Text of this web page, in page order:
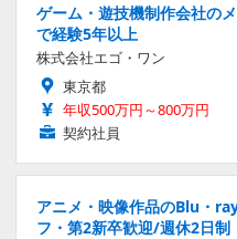
ゲーム・遊技機制作会社の
で経験5年以上
株式会社エゴ・ワン
東京都
年収500万円～800万円
契約社員
アニメ・映像作品のBlu・
フ・第2新卒歓迎/週休2日制